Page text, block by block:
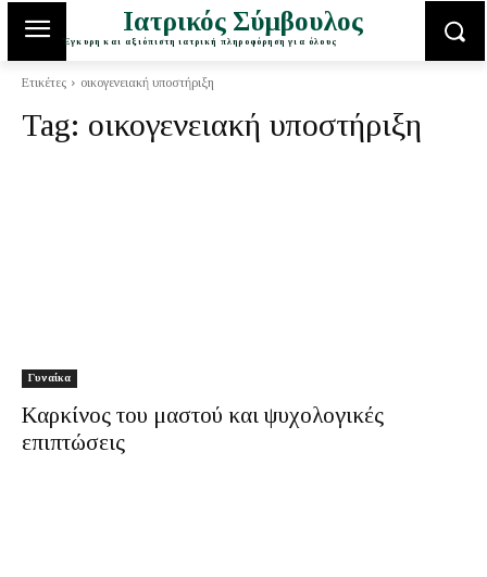
Ιατρικός Σύμβουλος
Έγκυρη και αξιόπιστη ιατρική πληροφόρηση για όλους
Ετικέτες οικογενειακή υποστήριξη
Tag: οικογενειακή υποστήριξη
Γυναίκα
Καρκίνος του μαστού και ψυχολογικές
επιπτώσεις